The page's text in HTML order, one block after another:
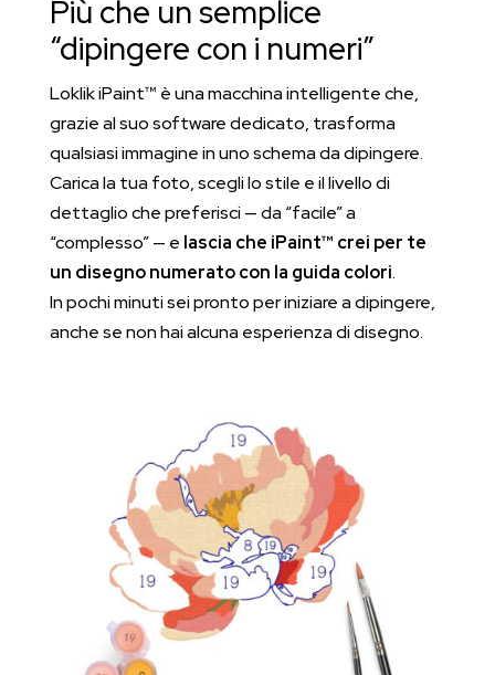
Più che un semplice
“dipingere con i numeri”
Loklik iPaint™ è una macchina intelligente che,
grazie al suo software dedicato, trasforma
qualsiasi immagine in uno schema da dipingere.
Carica la tua foto, scegli lo stile e il livello di
dettaglio che preferisci — da “facile” a
“complesso” — e lascia che iPaint™ crei per te
un disegno numerato con la guida colori.
In pochi minuti sei pronto per iniziare a dipingere,
anche se non hai alcuna esperienza di disegno.